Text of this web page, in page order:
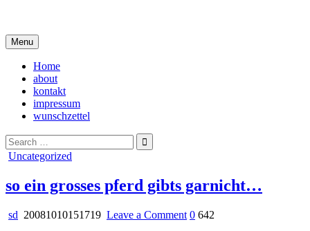
content
Menu
Home
about
kontakt
impressum
wunschzettel
Search
for:
Posted
Uncategorized
so ein grosses pferd gibts garnicht…
sd 20081010151719 Leave a Commenton
0 642